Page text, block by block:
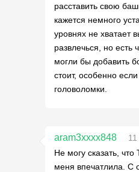
расставить свою
кажется немного
уровнях не хватает
развлечься, но есть
могли бы добавить
стоит, особенно
головоломки.
aram3xxxx848
Не могу сказать,
меня впечатлила. С